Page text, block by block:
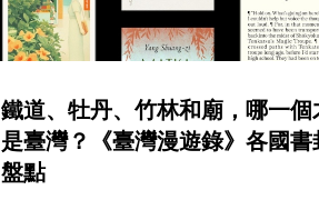
鐵道、牡丹、竹林和廟，哪一個
是臺灣？《臺灣漫遊錄》各國書
盤點